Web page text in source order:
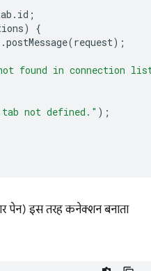
. id ;
)
{
postMessage(request);
found in connection
not defined." );
पेन) इस तरह कनेक्शन बनाता